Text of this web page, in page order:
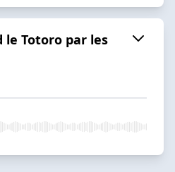
le Totoro par les